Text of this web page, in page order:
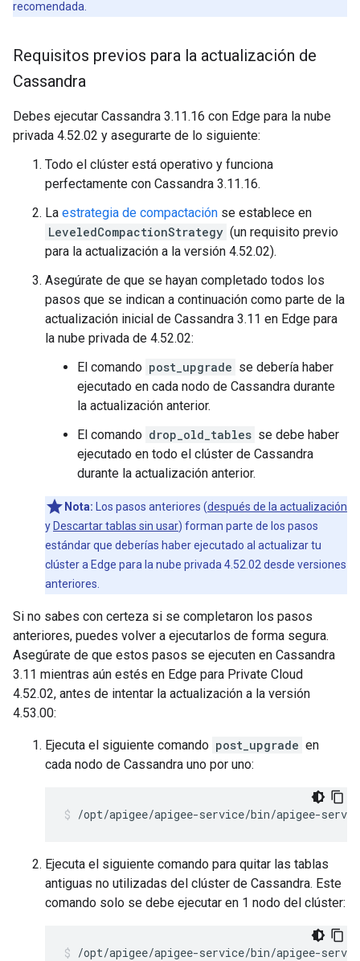
recomendada.
Requisitos previos para la actualización de
Cassandra
Debes ejecutar Cassandra 3.11.16 con Edge para la nube
privada 4.52.02 y asegurarte de lo siguiente:
Todo el clúster está operativo y funciona
perfectamente con Cassandra 3.11.16.
La estrategia de compactación se establece en
LeveledCompactionStrategy (un requisito previo
para la actualización a la versión 4.52.02).
Asegúrate de que se hayan completado todos los
pasos que se indican a continuación como parte de la
actualización inicial de Cassandra 3.11 en Edge para
la nube privada de 4.52.02:
El comando post_upgrade se debería haber
ejecutado en cada nodo de Cassandra durante
la actualización anterior.
El comando drop_old_tables se debe haber
ejecutado en todo el clúster de Cassandra
durante la actualización anterior.
Nota: Los pasos anteriores (después de la actualización
y Descartar tablas sin usar) forman parte de los pasos
estándar que deberías haber ejecutado al actualizar tu
clúster a Edge para la nube privada 4.52.02 desde versiones
anteriores.
Si no sabes con certeza si se completaron los pasos
anteriores, puedes volver a ejecutarlos de forma segura.
Asegúrate de que estos pasos se ejecuten en Cassandra
3.11 mientras aún estés en Edge para Private Cloud
4.52.02, antes de intentar la actualización a la versión
4.53.00:
Ejecuta el siguiente comando post_upgrade en
cada nodo de Cassandra uno por uno:
/opt/apigee/apigee-service/bin/apigee-
Ejecuta el siguiente comando para quitar las tablas
antiguas no utilizadas del clúster de Cassandra. Este
comando solo se debe ejecutar en 1 nodo del clúster:
/opt/apigee/apigee-service/bin/apigee-